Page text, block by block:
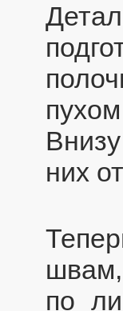
них
швам,
по